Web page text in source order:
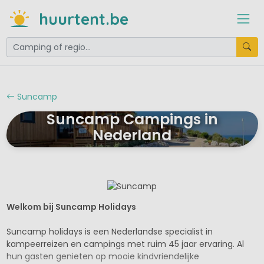
huurtent.be
Suncamp
Suncamp Campings in
Nederland
Welkom bij Suncamp Holidays
Suncamp holidays is een Nederlandse specialist in
kampeerreizen en campings met ruim 45 jaar ervaring. Al
hun gasten genieten op mooie kindvriendelijke